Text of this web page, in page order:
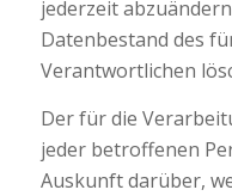
jederzeit
Datenbestand des
Verantwortlichen
Der für die
jeder betroffenen
Auskunft darüber,